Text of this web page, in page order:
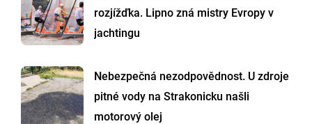
rozjížďka. Lipno zná mistry Evropy v
jachtingu
Nebezpečná nezodpovědnost. U zdroje
pitné vody na Strakonicku našli
motorový olej